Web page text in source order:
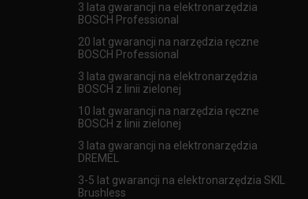
3 lata gwarancji na elektronarzędzia
BOSCH Professional
20 lat gwarancji na narzędzia ręczne
BOSCH Professional
3 lata gwarancji na elektronarzędzia
BOSCH z linii zielonej
10 lat gwarancji na narzędzia ręczne
BOSCH z linii zielonej
3 lata gwarancji na elektronarzędzia
DREMEL
3-5 lat gwarancji na elektronarzędzia SKIL
Brushless